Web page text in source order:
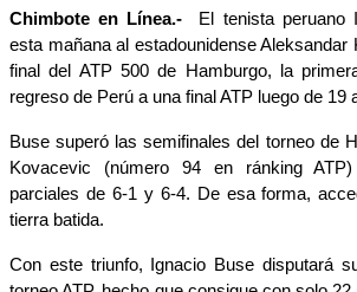
Chimbote en Línea.-
El tenista peruano
esta mañana al estadounidense Aleksandar
final del ATP 500 de Hamburgo, la
regreso de Perú a una final ATP luego de 19
Buse superó las semifinales del torneo de
Kovacevic (número 94 en ránking
parciales de 6-1 y 6-4. De esa forma,
tierra batida.
Con este triunfo, Ignacio Buse disputará